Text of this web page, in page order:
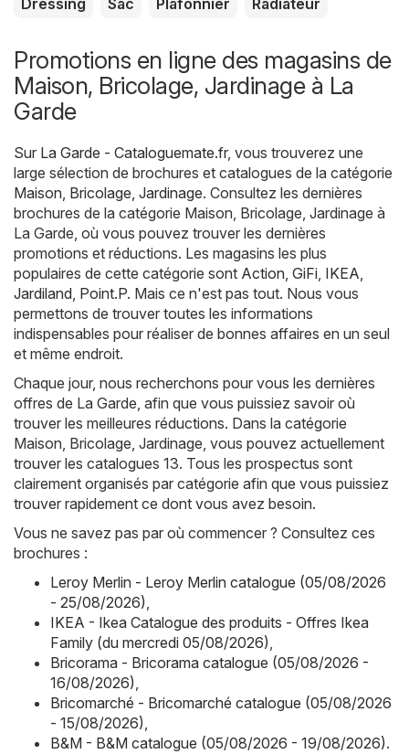
Dressing Sac Plafonnier Radiateur
Promotions en ligne des magasins de
Maison, Bricolage, Jardinage à La
Garde
Sur La Garde - Cataloguemate.fr, vous trouverez une
large sélection de brochures et catalogues de la catégorie
Maison, Bricolage, Jardinage. Consultez les dernières
brochures de la catégorie Maison, Bricolage, Jardinage à
La Garde, où vous pouvez trouver les dernières
promotions et réductions. Les magasins les plus
populaires de cette catégorie sont Action, GiFi, IKEA,
Jardiland, Point.P. Mais ce n'est pas tout. Nous vous
permettons de trouver toutes les informations
indispensables pour réaliser de bonnes affaires en un seul
et même endroit.
Chaque jour, nous recherchons pour vous les dernières
offres de La Garde, afin que vous puissiez savoir où
trouver les meilleures réductions. Dans la catégorie
Maison, Bricolage, Jardinage, vous pouvez actuellement
trouver les catalogues 13. Tous les prospectus sont
clairement organisés par catégorie afin que vous puissiez
trouver rapidement ce dont vous avez besoin.
Vous ne savez pas par où commencer ? Consultez ces
brochures :
Leroy Merlin - Leroy Merlin catalogue (05/08/2026
- 25/08/2026),
IKEA - Ikea Catalogue des produits - Offres Ikea
Family (du mercredi 05/08/2026),
Bricorama - Bricorama catalogue (05/08/2026 -
16/08/2026),
Bricomarché - Bricomarché catalogue (05/08/2026
- 15/08/2026),
B&M - B&M catalogue (05/08/2026 - 19/08/2026).